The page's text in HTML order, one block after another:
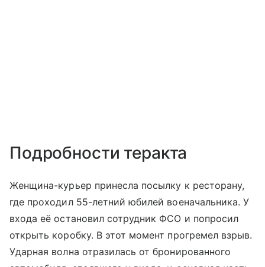
Подробности теракта
Женщина-курьер принесла посылку к ресторану,
где проходил 55-летний юбилей военачальника. У
входа её остановил сотрудник ФСО и попросил
открыть коробку. В этот момент прогремел взрыв.
Ударная волна отразилась от бронированного